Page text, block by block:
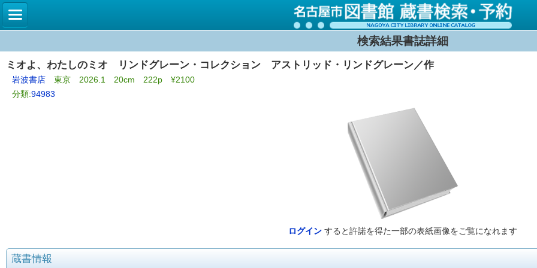
検索結果書誌詳細
ミオよ、わたしのミオ リンドグレーン・コレクション アストリッド・リンドグレーン／作
岩波書店 東京 2026.1 20cm 222p ¥2100
分類:94983
ログイン すると許諾を得た一部の表紙画像をご覧になれます
蔵書情報